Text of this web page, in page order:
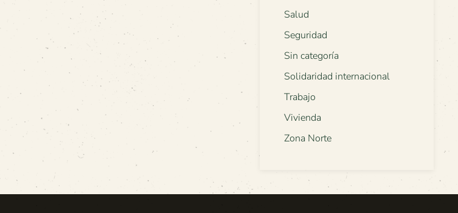
Salud
Seguridad
Sin categoría
Solidaridad internacional
Trabajo
Vivienda
Zona Norte